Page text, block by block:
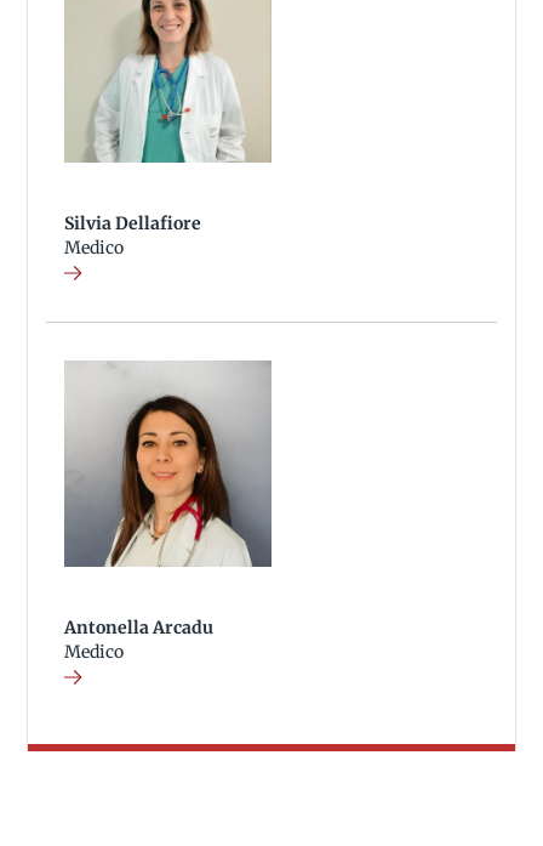
Silvia Dellafiore
Medico
Antonella Arcadu
Medico